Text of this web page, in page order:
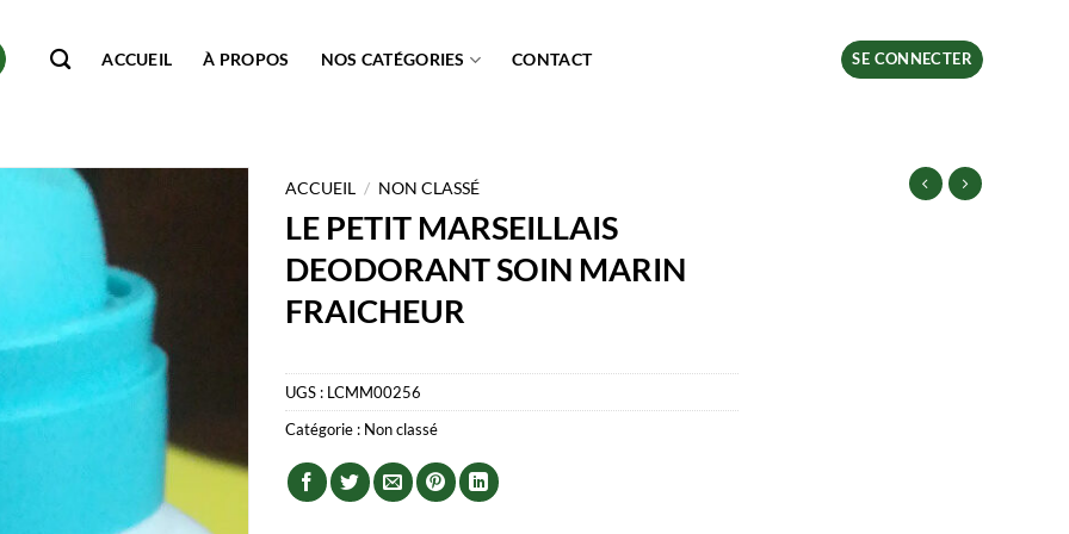
ACCUEIL À PROPOS NOS CATÉGORIES CONTACT SE CONNECTER
ACCUEIL / NON CLASSÉ
LE PETIT MARSEILLAIS
DEODORANT SOIN MARIN
FRAICHEUR
UGS : LCMM00256
Catégorie : Non classé